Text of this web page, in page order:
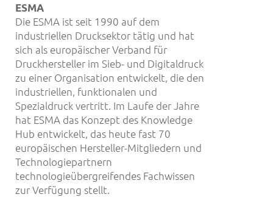
ESMA
Die ESMA ist seit 1990 auf dem
industriellen Drucksektor tätig und hat
sich als europäischer Verband für
Druckhersteller im Sieb- und Digitaldruck
zu einer Organisation entwickelt, die den
industriellen, funktionalen und
Spezialdruck vertritt. Im Laufe der Jahre
hat ESMA das Konzept des Knowledge
Hub entwickelt, das heute fast 70
europäischen Hersteller-Mitgliedern und
Technologiepartnern
technologieübergreifendes Fachwissen
zur Verfügung stellt.